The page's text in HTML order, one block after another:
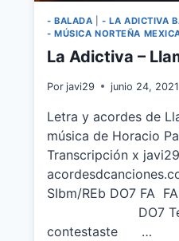
- BALADA |- LA ADICTIVA
- MÚSICA NORTEÑA
La Adictiva –
Por javi29 junio 24, 2021
Letra y acordes de
música de Horacio
Transcripción x
SIbm/REb DO7 FA
DO7 Te
contestaste …